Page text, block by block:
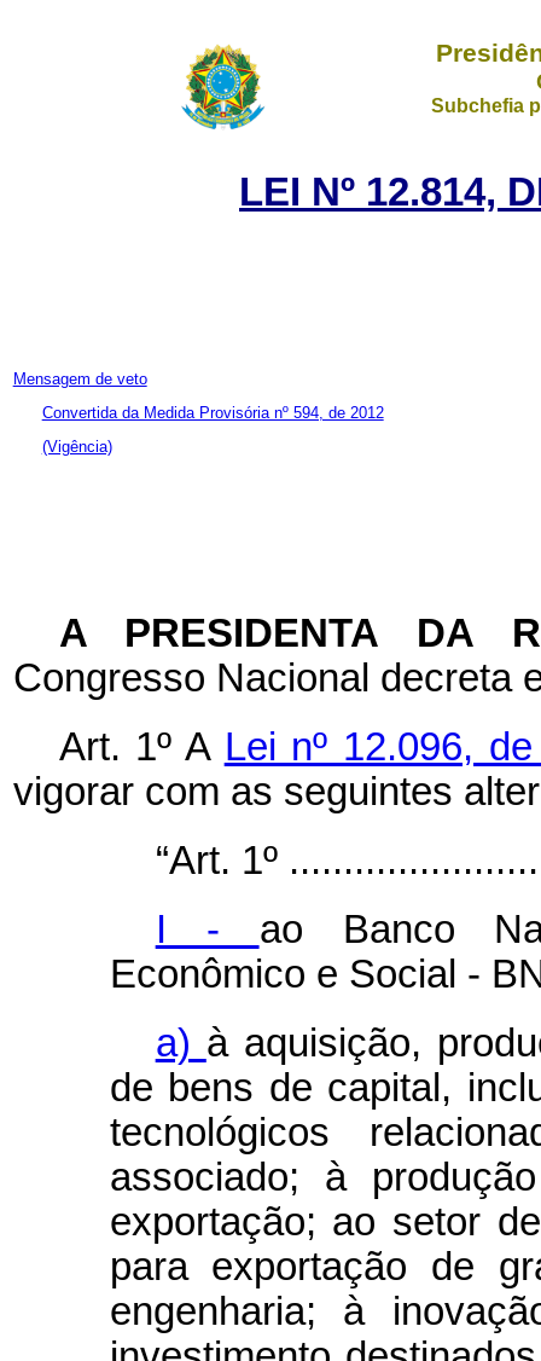
Subchefia
LEI Nº 12.814,
Mensagem de veto
Convertida da Medida Provisória nº 594, de 2012
(Vigência)
A PRESIDENTA DA
Congresso Nacional decreta
Art. 1º A Lei nº 12.096,
vigorar com as seguintes
“Art. 1º
I - ao Banco
Econômico e Social -
a) à aquisição,
de bens de capital,
tecnológicos
associado; à
exportação; ao setor
para exportação de
engenharia; à